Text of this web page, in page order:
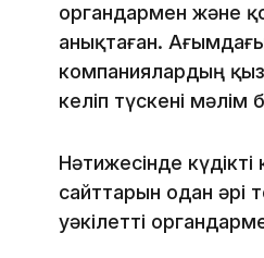
органдармен және
анықтаған.
компаниялардың
келіп түскені мәлім
Нәтижесінде
сайттарын одан әрі
уәкілетті